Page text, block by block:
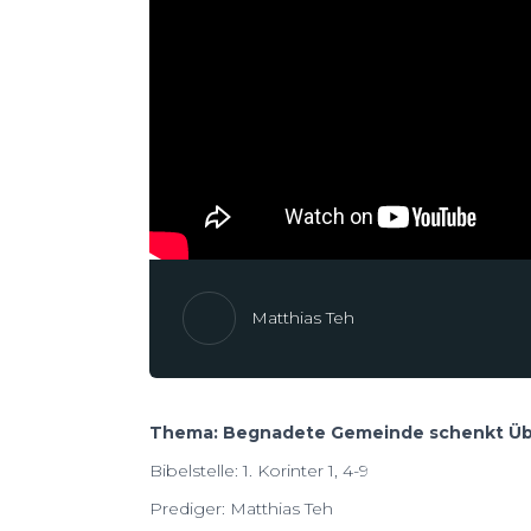
Matthias Teh
Thema: Begnadete Gemeinde schenkt
Bibelstelle: 1. Korinter 1, 4-9
Prediger: Matthias Teh